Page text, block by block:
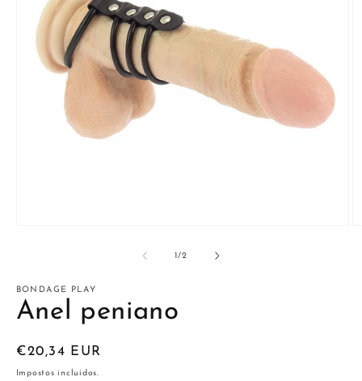
modal
1/de2
BONDAGE PLAY
Anel peniano
Preço
normal
€20,34 EUR
Impostos incluídos.